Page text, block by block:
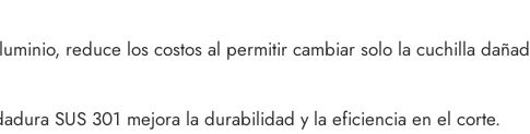
reduce los costos al permitir cambiar solo la cuchilla
SUS 301 mejora la durabilidad y la eficiencia en el corte.